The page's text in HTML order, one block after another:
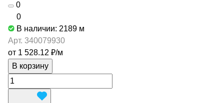
0
0
В наличии: 2189 м
Арт. 340079930
от 1 528.12 ₽/м
В корзину